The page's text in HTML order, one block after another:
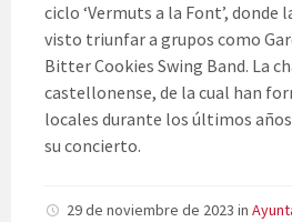
ciclo ‘Vermuts a la Font’, donde
visto triunfar a grupos como
Bitter Cookies Swing Band. La
castellonense, de la cual han
locales durante los últimos
su concierto.
29 de noviembre de 2023 in